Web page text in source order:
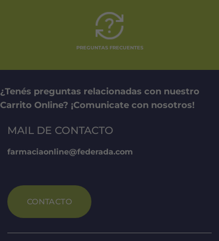
PREGUNTAS FRECUENTES
¿Tenés preguntas relacionadas con nuestro
Carrito Online? ¡Comunicate con nosotros!
MAIL DE CONTACTO
farmaciaonline@federada.com
CONTACTO